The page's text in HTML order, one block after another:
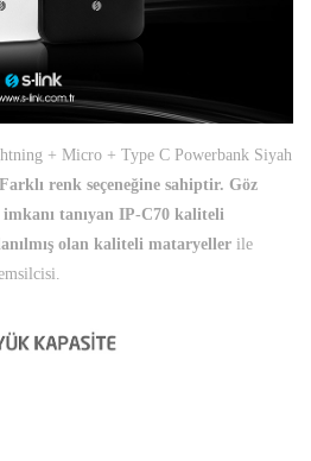
+ Micro + Type C Powerbank Siyah
renk seçeneğine sahiptir. Göz
imkanı tanıyan IP-C70 kaliteli
olan kaliteli mataryeller ile